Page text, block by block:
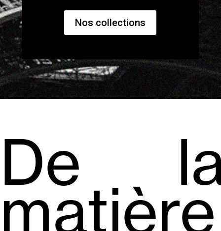
Nos collections
De
matière